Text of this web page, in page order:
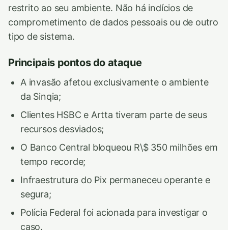
restrito ao seu ambiente. Não há indícios de
comprometimento de dados pessoais ou de outro
tipo de sistema.
Principais pontos do ataque
A invasão afetou exclusivamente o ambiente
da Sinqia;
Clientes HSBC e Artta tiveram parte de seus
recursos desviados;
O Banco Central bloqueou R\$ 350 milhões em
tempo recorde;
Infraestrutura do Pix permaneceu operante e
segura;
Polícia Federal foi acionada para investigar o
caso.